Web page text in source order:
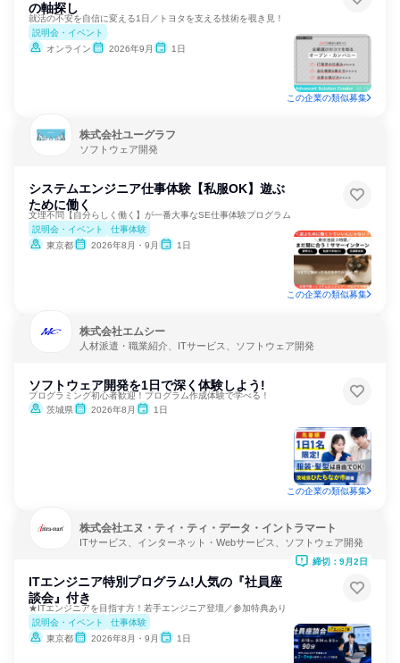
の軸探し
就活の不安を自信に変える1日／トヨタを支える技術を覗き見！
説明会・イベント
オンライン
2026年9月 1日
この企業の類似募集
株式会社ユーグラフ
ソフトウェア開発
システムエンジニア仕事体験【私服OK】遊ぶ
ために働く
文理不問【自分らしく働く】が一番大事なSE仕事体験プログラム
説明会・イベント
仕事体験
東京都
2026年8月・9月 1日
この企業の類似募集
株式会社エムシー
人材派遣・職業紹介、ITサービス、ソフトウェア開発
ソフトウェア開発を1日で深く体験しよう!
プログラミング初心者歓迎！プログラム作成体験で学べる！
茨城県
2026年8月 1日
この企業の類似募集
株式会社エヌ・ティ・ティ・データ・イントラマート
ITサービス、インターネット・Webサービス、ソフトウェア開発
ITエンジニア特別プログラム!人気の『社員座
談会』付き
★ITエンジニアを目指す方！若手エンジニア登壇／参加特典あり
説明会・イベント
仕事体験
東京都
2026年8月・9月 1日
締切：9月2日